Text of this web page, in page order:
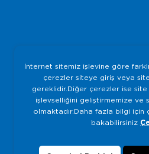
İnternet sitemiz işlevine göre
çerezler siteye giriş veya
gereklidir.Diğer çerezler ise site
işlevselliğini geliştirmemize ve
olmaktadır.Daha fazla bilgi
bakabilirsiniz